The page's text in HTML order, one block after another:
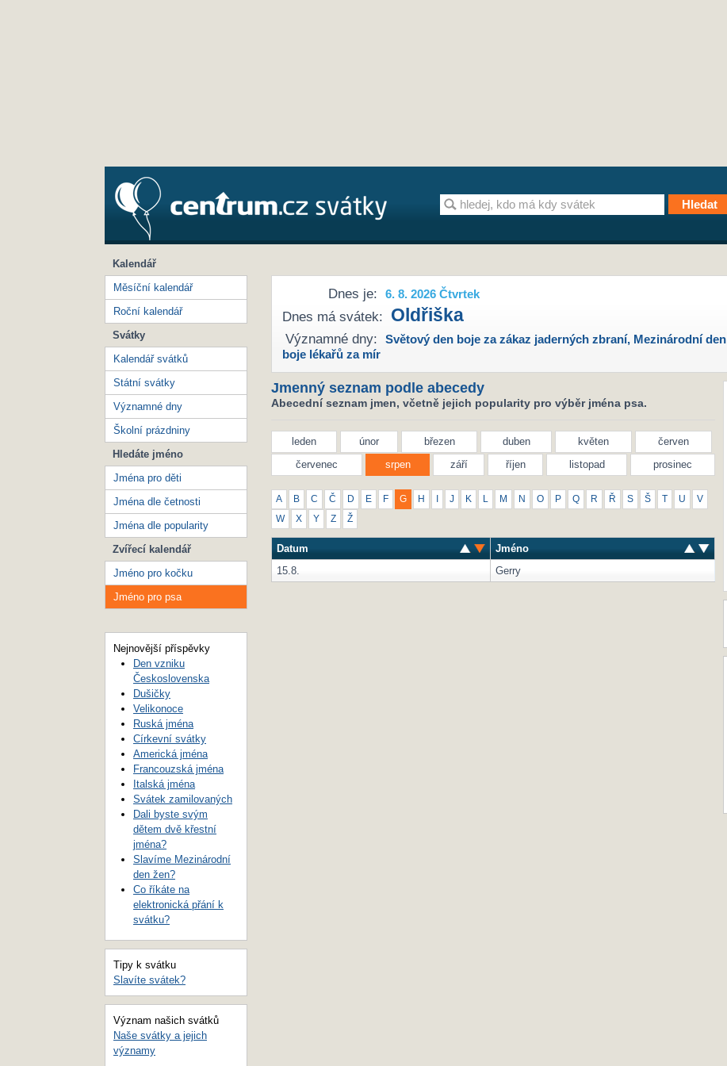
Dnes je: 6. 8. 2026 Čtvrtek
Dnes má svátek: Oldřiška
Významné dny: Světový den boje za zákaz jaderných zbraní, Mezinárodní den
boje lékařů za mír
Jmenný seznam podle abecedy
Abecední seznam jmen, včetně jejich popularity pro výběr jména psa.
leden únor březen duben květen
červen
červenec
srpen září říjen listopad prosinec
A B C Č D E F G H J K M N O P Q R Ř S Š T U V
W X Y Z Ž
Datum
Jméno
15.8.
Gerry
Kalendář
Měsíční kalendář
Roční kalendář
Svátky
Kalendář svátků
Státní svátky
Významné dny
Školní prázdniny
Hledáte jméno
Jména pro děti
Jména dle četnosti
Jména dle popularity
Zvířecí kalendář
Jméno pro kočku
Jméno pro psa
Nejnovější příspěvky
Den vzniku
Československa
Dušičky
Velikonoce
Ruská jména
Církevní svátky
Americká jména
Francouzská jména
Italská jména
Svátek zamilovaných
Dali byste svým
dětem dvě křestní
jména?
Slavíme Mezinárodní
den žen?
Co říkáte na
elektronická přání k
svátku?
Tipy k svátku
Slavíte svátek?
Význam našich svátků
Naše svátky a jejich
významy